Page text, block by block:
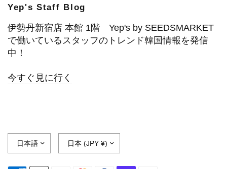
Yep's Staff Blog
伊勢丹新宿店 本館 1階 Yep's by SEEDSMARKET
で働いているスタッフのトレンド韓国情報を発信
中！
今すぐ見に行く